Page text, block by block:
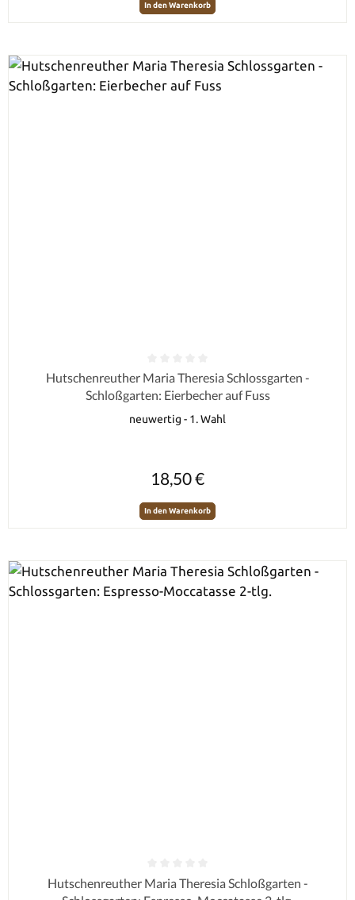
In den Warenkorb
Durchschnittliche Bewertung von 0 von 5 Sternen
Hutschenreuther Maria Theresia Schlossgarten -
Schloßgarten: Eierbecher auf Fuss
neuwertig - 1. Wahl
18,50 €
In den Warenkorb
Durchschnittliche Bewertung von 0 von 5 Sternen
Hutschenreuther Maria Theresia Schloßgarten -